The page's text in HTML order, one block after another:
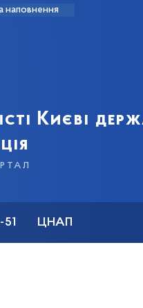
наповнення
Києві
51 ЦНАП